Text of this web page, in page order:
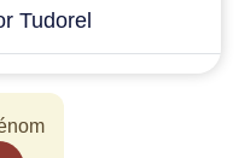
Tudorel